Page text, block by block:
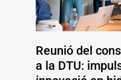
Reunió del
a la DTU: